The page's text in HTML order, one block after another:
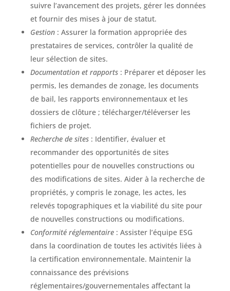
suivre l’avancement des projets, gérer les données
et fournir des mises à jour de statut.
Gestion: Assurer la formation appropriée des
prestataires de services, contrôler la qualité de
leur sélection de sites.
Documentation et rapports: Préparer et déposer les
permis, les demandes de zonage, les documents
de bail, les rapports environnementaux et les
dossiers de clôture ; télécharger/téléverser les
fichiers de projet.
Recherche de sites: Identifier, évaluer et
recommander des opportunités de sites
potentielles pour de nouvelles constructions ou
des modifications de sites. Aider à la recherche de
propriétés, y compris le zonage, les actes, les
relevés topographiques et la viabilité du site pour
de nouvelles constructions ou modifications.
Conformité réglementaire: Assister l’équipe ESG
dans la coordination de toutes les activités liées à
la certification environnementale. Maintenir la
connaissance des prévisions
réglementaires/gouvernementales affectant la